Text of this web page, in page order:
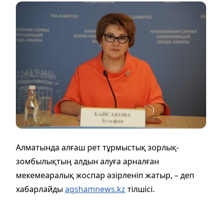
Алматында алғаш рет тұрмыстық зорлық-
зомбылықтың алдын алуға арналған
мекемеаралық жоспар әзірленіп жатыр, – деп
хабарлайдыaqshamnews.kz тілшісі.